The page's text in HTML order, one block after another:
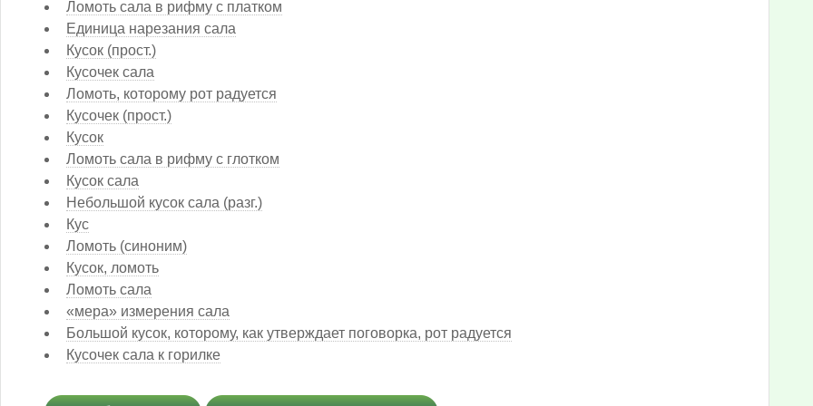
Ломоть сала в рифму с платком
Единица нарезания сала
Кусок (прост.)
Кусочек сала
Ломоть, которому рот радуется
Кусочек (прост.)
Кусок
Ломоть сала в рифму с глотком
Кусок сала
Небольшой кусок сала (разг.)
Кус
Ломоть (синоним)
Кусок, ломоть
Ломоть сала
«мера» измерения сала
Большой кусок, которому, как утверждает поговорка, рот радуется
Кусочек сала к горилке